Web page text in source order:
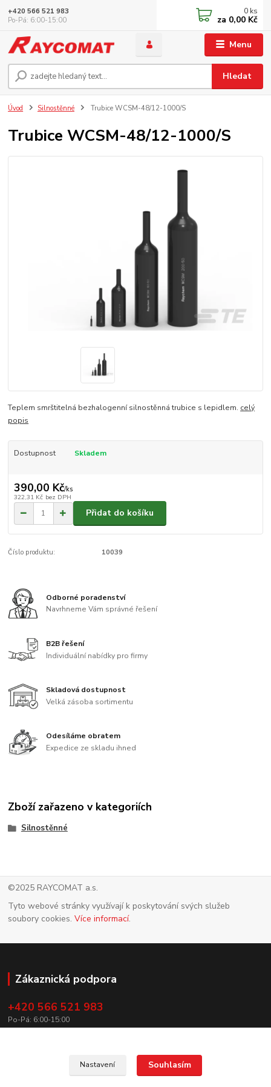
Menu
Hledat
+420 566 521 983
Po-Pá: 6:00-15:00
0 ks
za 0,00 Kč
Úvod Silnostěnné Trubice WCSM-48/12-1000/S
Trubice WCSM-48/12-1000/S
Teplem smrštitelná bezhalogenní silnostěnná trubice s lepidlem. celý
popis
Dostupnost Skladem
390,00 Kč/ks
322,31 Kč bez DPH
Přidat do košíku
Číslo produktu: 10039
Odborné poradenství
Navrhneme Vám správné řešení
B2B řešení
Individuální nabídky pro firmy
Skladová dostupnost
Velká zásoba sortimentu
Odesíláme obratem
Expedice ze skladu ihned
Zboží zařazeno v kategoriích
Silnostěnné
©2025 RAYCOMAT a.s.
Tyto webové stránky využívají k poskytování svých služeb
soubory cookies.Více informací.
Zákaznická podpora
+420 566 521 983
Po-Pá: 6:00-15:00
Nastavení Souhlasím